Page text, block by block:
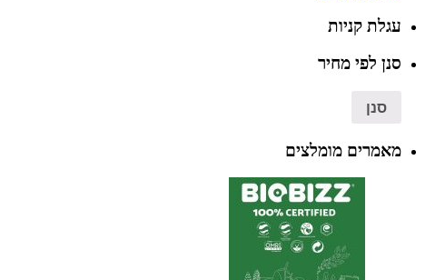
עגלת קניות
סנן לפי מחיר
סנן
מאמרים מומלצים